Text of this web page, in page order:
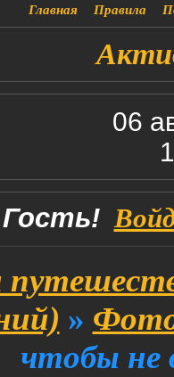
Главная Правила
06
»
чтобы не